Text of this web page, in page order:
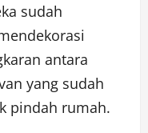
sudah
antara
yang sudah
pindah rumah.